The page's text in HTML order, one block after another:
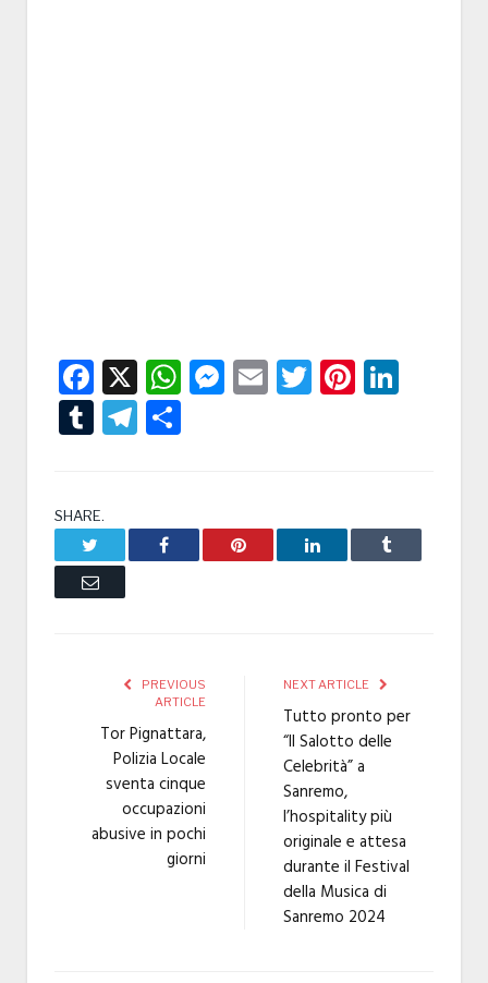
Facebook
X WhatsApp
Messenger
EmailTwitter
TumblrTelegram
SHARE.
Facebook Pinterest LinkedIn Tumblr
Email
PREVIOUS
ARTICLE
Tor Pignattara,
Polizia Locale
sventa cinque
occupazioni
abusive in pochi
giorni
NEXT ARTICLE
Tutto pronto per
“Il Salotto delle
Celebrità” a
Sanremo,
l’hospitality più
originale e attesa
durante il Festival
della Musica di
Sanremo 2024